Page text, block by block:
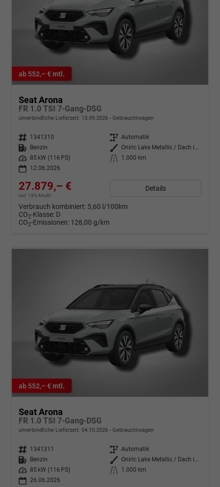
ab 552,– € mtl.
Seat Arona
FR 1.0 TSI 7-Gang-DSG
unverbindliche Lieferzeit: 13.09.2026 Gebrauchtwagen
Fahrzeugnr. 1341310 Getriebe Automatik
Kraftstoff
Benzin Außenfarbe
Oniric Lake Metallic / Dach in Midnight Schwarz Metallic
Leistung
85 kW (116 PS) Kilometerstand
1.000 km
12.06.2026
27.879,– €
incl. 19% MwSt.
Details
Verbrauch kombiniert: 5,60 l/100km
CO2-Klasse: D
CO2-Emissionen: 128,00 g/km
ab 552,– € mtl.
Seat Arona
FR 1.0 TSI 7-Gang-DSG
unverbindliche Lieferzeit: 04.10.2026 Gebrauchtwagen
Fahrzeugnr. 1341311 Getriebe Automatik
Kraftstoff
Benzin Außenfarbe
Oniric Lake Metallic / Dach in Midnight Schwarz Metallic
Leistung
85 kW (116 PS) Kilometerstand
1.000 km
26.06.2026